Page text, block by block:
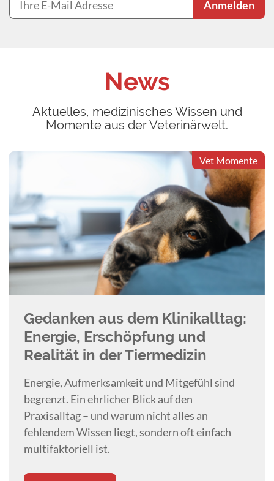
Anmelden
News
Aktuelles, medizinisches Wissen und
Momente aus der Veterinärwelt.
Vet Momente
Gedanken aus dem Klinikalltag:
Energie, Erschöpfung und
Realität in der Tiermedizin
Energie, Aufmerksamkeit und Mitgefühl sind
begrenzt. Ein ehrlicher Blick auf den
Praxisalltag – und warum nicht alles an
fehlendem Wissen liegt, sondern oft einfach
multifaktoriell ist.